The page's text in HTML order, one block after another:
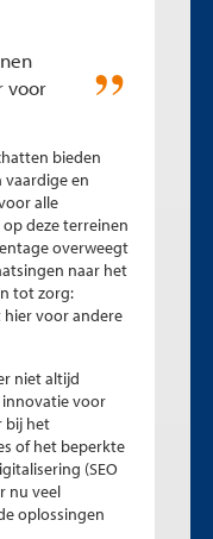
voor
bieden
vaardige en
alle
deze terreinen
overweegt
naar het
tot zorg:
voor andere
niet altijd
innovatie voor
bij het
of het beperkte
(SEO
nu veel
oplossingen